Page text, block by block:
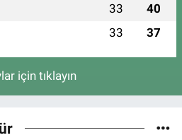
33 40
33 37
için tıklayın